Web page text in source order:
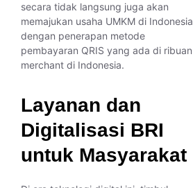
secara tidak langsung juga akan
memajukan usaha UMKM di Indonesia
dengan penerapan metode
pembayaran QRIS yang ada di ribuan
merchant di Indonesia.
Layanan dan
Digitalisasi BRI
untuk Masyarakat